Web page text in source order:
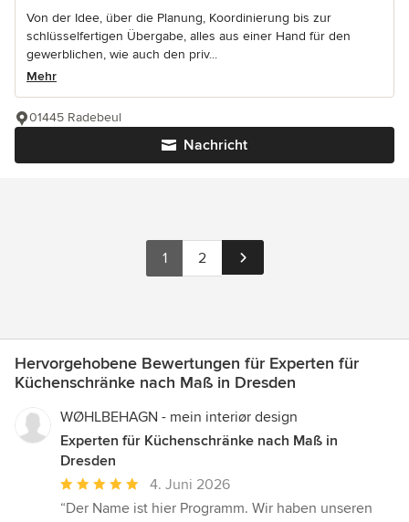
Von der Idee, über die Planung, Koordinierung bis zur
schlüsselfertigen Übergabe, alles aus einer Hand für den
gewerblichen, wie auch den priv...
Mehr
Nachricht
01445 Radebeul
1 2
Hervorgehobene Bewertungen für Experten für
Küchenschränke nach Maß in Dresden
WØHLBEHAGN - mein interiør design
Experten für Küchenschränke nach Maß in
Dresden
Durchschnittliche
Bewertung:
4. Juni 2026
“Der Name ist hier Programm. Wir haben unseren